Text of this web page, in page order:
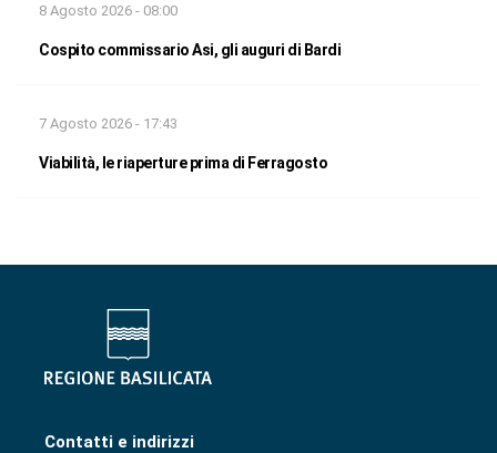
8 Agosto 2026 - 08:00
Cospito commissario Asi, gli auguri di Bardi
7 Agosto 2026 - 17:43
Viabilità, le riaperture prima di Ferragosto
Contatti e indirizzi